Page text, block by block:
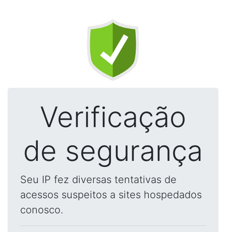
Verificação
de segurança
Seu IP fez diversas tentativas de
acessos suspeitos a sites hospedados
conosco.